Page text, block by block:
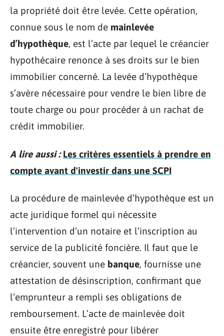
la propriété doit être levée. Cette opération,
connue sous le nom de mainlevée
d’hypothèque, est l’acte par lequel le créancier
hypothécaire renonce à ses droits sur le bien
immobilier concerné. La levée d’hypothèque
s’avère nécessaire pour vendre le bien libre de
toute charge ou pour procéder à un rachat de
crédit immobilier.
A lire aussi : Les critères essentiels à prendre en
compte avant d'investir dans une SCPI
La procédure de mainlevée d’hypothèque est un
acte juridique formel qui nécessite
l’intervention d’un notaire et l’inscription au
service de la publicité foncière. Il faut que le
créancier, souvent une banque, fournisse une
attestation de désinscription, confirmant que
l’emprunteur a rempli ses obligations de
remboursement. L’acte de mainlevée doit
ensuite être enregistré pour libérer